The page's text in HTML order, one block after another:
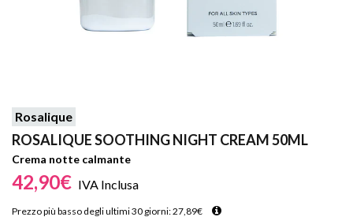
Rosalique
ROSALIQUE SOOTHING NIGHT CREAM 50ML
Crema notte calmante
42,90€ IVA Inclusa
Prezzo più basso degli ultimi 30 giorni:27,89€